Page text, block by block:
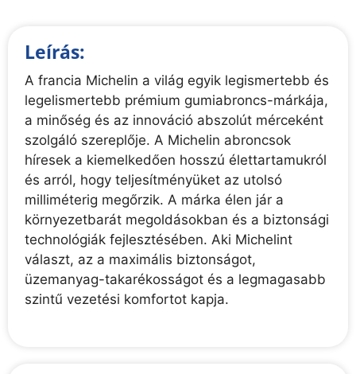
Leírás:
A francia Michelin a világ egyik legismertebb és
legelismertebb prémium gumiabroncs-márkája,
a minőség és az innováció abszolút mérceként
szolgáló szereplője. A Michelin abroncsok
híresek a kiemelkedően hosszú élettartamukról
és arról, hogy teljesítményüket az utolsó
milliméterig megőrzik. A márka élen jár a
környezetbarát megoldásokban és a biztonsági
technológiák fejlesztésében. Aki Michelint
választ, az a maximális biztonságot,
üzemanyag-takarékosságot és a legmagasabb
szintű vezetési komfortot kapja.